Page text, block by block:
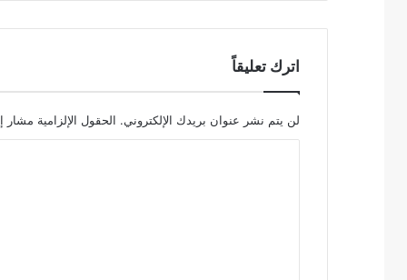
اترك تعليقاً
لن يتم نشر عنوان بريدك الإلكتروني. الحقول الإلزامية مشار